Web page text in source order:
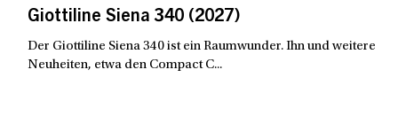
Giottiline Siena 340 (2027)
Der Giottiline Siena 340 ist ein Raumwunder. Ihn und weitere
Neuheiten, etwa den Compact C...